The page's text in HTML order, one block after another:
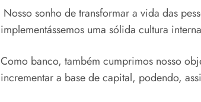
Nosso sonho de transformar a vida das
implementássemos uma sólida cultura
Como banco, também cumprimos nosso
incrementar a base de capital, podendo,